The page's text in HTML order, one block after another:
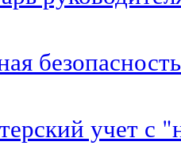
безопасность
учет с